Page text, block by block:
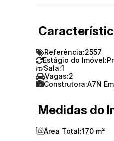
Cozinha e
Varanda
Ofurô
Lavabo e
Acabamento
Infraestrutura
Referência:2557
Estágio do Imóvel:
Sala:1
Vagas:2
Construtora:A7N
Medidas do
Área Total:170 m²